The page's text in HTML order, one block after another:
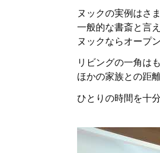
ヌックの実例はさ
一般的な書斎と言
ヌックならオープ
リビングの一角は
ほかの家族との距
ひとりの時間を十